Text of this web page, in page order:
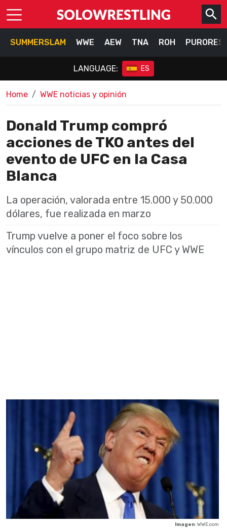
SUMMERSLAM WWE AEW TNA ROH
LANGUAGE: ES
Home WWE noticias y opinión
Donald Trump compró
acciones de TKO antes del
evento de UFC en la Casa
Blanca
La operación, valorada entre 15.000 y 50.000
dólares, fue realizada en marzo
Trump vuelve a poner el foco sobre los
vínculos con el grupo matriz de UFC y WWE
Imagen: WWE.com